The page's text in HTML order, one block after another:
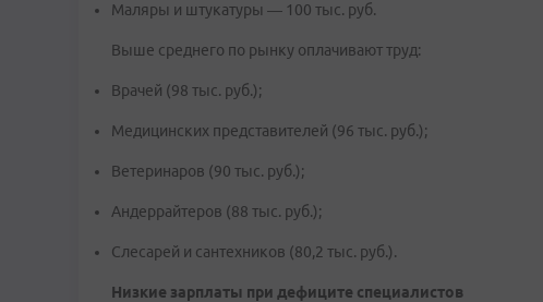
Маляры и штукатуры — 100 тыс. руб.
Выше среднего по рынку оплачивают труд:
Врачей (98 тыс. руб.);
Медицинских представителей (96 тыс. руб.);
Ветеринаров (90 тыс. руб.);
Андеррайтеров (88 тыс. руб.);
Слесарей и сантехников (80,2 тыс. руб.).
Низкие зарплаты при дефиците специалистов